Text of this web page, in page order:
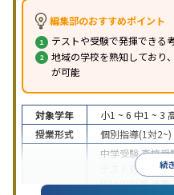
編集部のおすすめポイント
テストや受験で発揮できる
地域の学校を熟知しており
が可能
続
対象学年 小1 ~ 6 中1 ~ 3
授業形式
個別指導(1対2~)
中学受験高校受
テスト対策
内
(旧AO)対策推薦